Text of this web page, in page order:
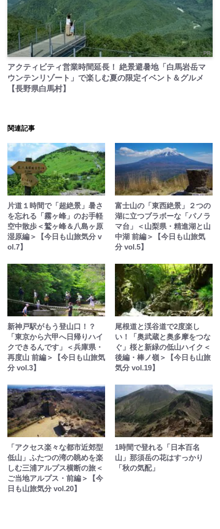
PR
アクティビティ営業時間延長！ 絶景避暑地「白馬岩岳マ
ウンテンリゾート」で楽しむ夏の限定イベント＆グルメ
【長野県白馬村】
関連記事
片道１時間で「超絶景」暑さ
を忘れる「霧ヶ峰」のお手軽
空中散歩＜鷲ヶ峰＆八島ヶ原
湿原編＞【今日も山旅気分 v
ol.7】
富士山の「東西絶景」２つの
湖に立つブラボーな「パノラ
マ台」＜山梨県・精進湖と山
中湖 前編＞【今日も山旅気
分 vol.5】
新神戸駅がもう登山口！？
「東京から六甲へ日帰りハイ
クできるんです」＜兵庫県・
再度山 前編＞【今日も山旅気
分 vol.3】
尾根道と渓谷道で2度楽し
い！「奥武蔵と奥多摩をつな
ぐ」桜と新緑の低山ハイク＜
後編・棒ノ嶺＞【今日も山旅
気分 vol.19】
「アクセス楽々な都市近郊型
低山」ふたつの湾の眺めを楽
しむ三浦アルプス横断の旅＜
ご当地アルプス・前編＞【今
日も山旅気分 vol.20】
1時間で登れる「日本百名
山」那須岳の花はすっかり
「秋の気配」